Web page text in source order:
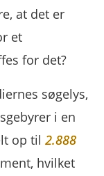
at det er
et
for det?
søgelys,
i en
op til2.888
hvilket